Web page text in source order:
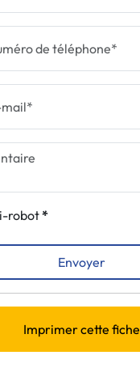
robot
Envoyer
Imprimer cette fiche